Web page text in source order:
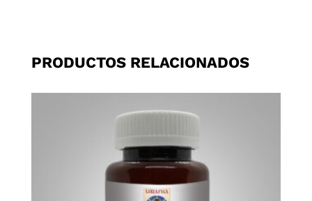
PRODUCTOS RELACIONADOS